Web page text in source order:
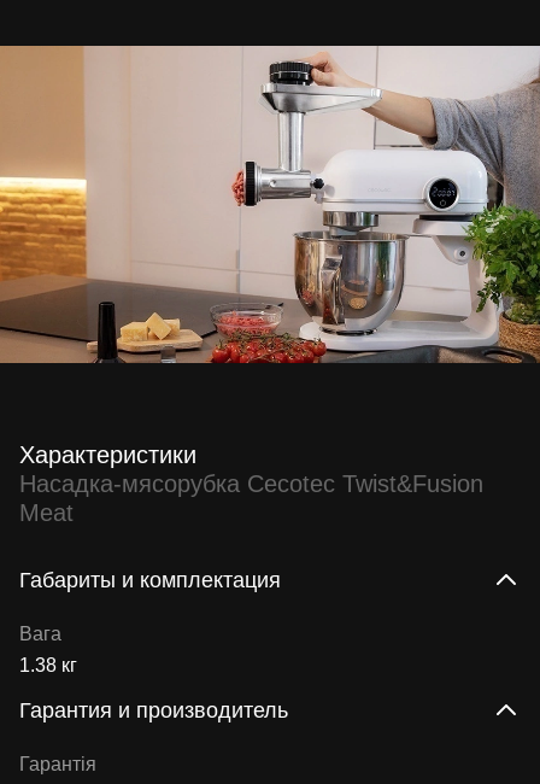
Характеристики
Насадка-мясорубка Cecotec Twist&Fusion
Meat
Габариты и комплектация
Вага
1.38 кг
Гарантия и производитель
Гарантія